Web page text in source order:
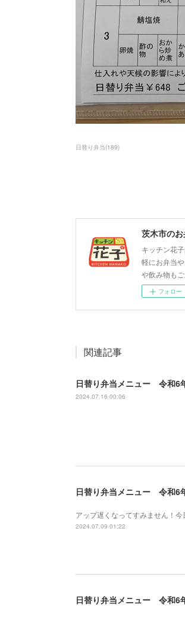
日替り弁当(189)
茨木市の
キッチン花
軽にお弁当
や飲み物も
フォロー
関連記事
日替り弁当メニュー 令和
2024.07.16 00:06
日替り弁当メニュー 令和6
アップ遅くなってすみません！
2024.07.09 01:22
日替り弁当メニュー 令和6